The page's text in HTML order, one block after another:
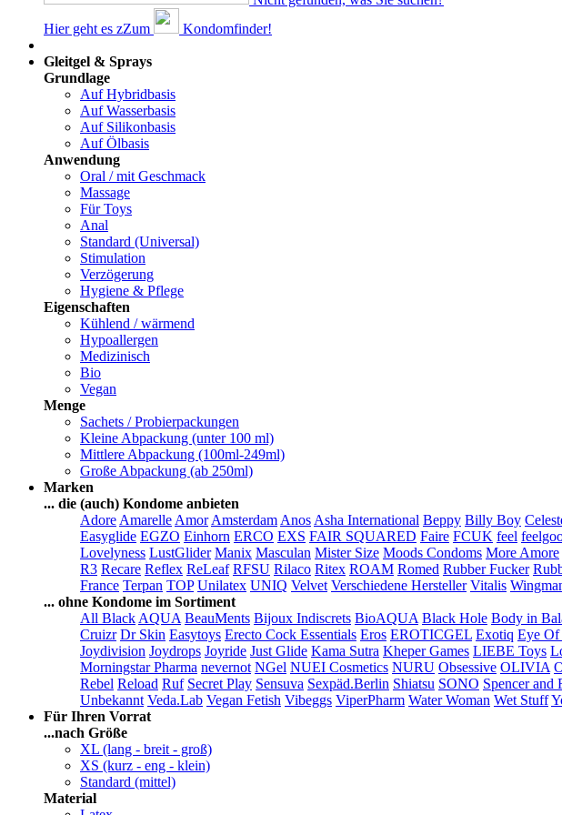
Hier geht es zZum
Kondomfinder!
Gleitgel & Sprays
Grundlage
Auf Hybridbasis
Auf Wasserbasis
Auf Silikonbasis
Auf Ölbasis
Anwendung
Oral / mit Geschmack
Massage
Für Toys
Anal
Standard (Universal)
Stimulation
Verzögerung
Hygiene & Pflege
Eigenschaften
Kühlend / wärmend
Hypoallergen
Medizinisch
Bio
Vegan
Menge
Sachets / Probierpackungen
Kleine Abpackung (unter 100 ml)
Mittlere Abpackung (100ml-249ml)
Große Abpackung (ab 250ml)
Marken
... die (auch) Kondome anbieten
Adore Amarelle Amor Amsterdam Anos Asha International Beppy Billy Boy
Easyglide EGZO Einhorn ERCO EXS FAIR SQUARED Faire FCUK feel
Lovelyness LustGlider Manix Masculan Mister Size Moods Condoms More Amore
R3 Recare Reflex ReLeaf RFSU Rilaco Ritex ROAM Romed Rubber Fucker
France Terpan TOP Unilatex UNIQ Velvet Verschiedene Hersteller Vitalis
... ohne Kondome im Sortiment
All Black AQUA BeauMents Bijoux Indiscrets BioAQUA Black Hole Body in
Cruizr Dr Skin Easytoys Erecto Cock Essentials Eros EROTICGEL Exotiq Eye
Joydivision Joydrops Joyride Just Glide Kama Sutra Kheper Games LIEBE Toys
Morningstar Pharma nevernot NGel NUEI Cosmetics NURU Obsessive OLIVIA
Rebel Reload Ruf Secret Play Sensuva Sexpäd.Berlin Shiatsu SONO Spencer and
Unbekannt Veda.Lab Vegan Fetish Vibeggs ViperPharm Water Woman Wet Stuff
Für Ihren Vorrat
...nach Größe
XL (lang - breit - groß)
XS (kurz - eng - klein)
Standard (mittel)
Material